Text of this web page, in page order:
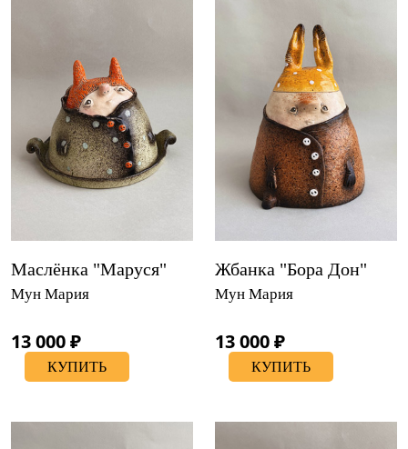
Маслёнка "Маруся"
Мун Мария
13 000 ₽
КУПИТЬ
Жбанка "Бора Дон"
Мун Мария
13 000 ₽
КУПИТЬ